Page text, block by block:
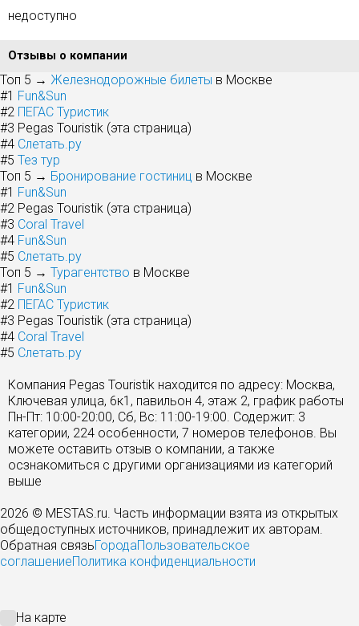
недоступно
Отзывы о компании
Топ 5 → Железнодорожные билеты в Москве
#1 Fun&Sun
#2 ПЕГАС Туристик
#3 Pegas Touristik (эта страница)
#4 Слетать.ру
#5 Тез тур
Топ 5 → Бронирование гостиниц в Москве
#1 Fun&Sun
#2 Pegas Touristik (эта страница)
#3 Coral Travel
#4 Fun&Sun
#5 Слетать.ру
Топ 5 → Турагентство в Москве
#1 Fun&Sun
#2 ПЕГАС Туристик
#3 Pegas Touristik (эта страница)
#4 Coral Travel
#5 Слетать.ру
Компания Pegas Touristik находится по адресу: Москва,
Ключевая улица, 6к1, павильон 4, этаж 2, график работы
Пн-Пт: 10:00-20:00, Сб, Вс: 11:00-19:00. Содержит: 3
категории, 224 особенности, 7 номеров телефонов. Вы
можете оставить отзыв о компании, а также
осзнакомиться с другими организациями из категорий
выше
2026 © MESTAS.ru. Часть информации взята из открытых
общедоступных источников, принадлежит их авторам.
Обратная связьГородаПользовательское
соглашениеПолитика конфиденциальности
На карте